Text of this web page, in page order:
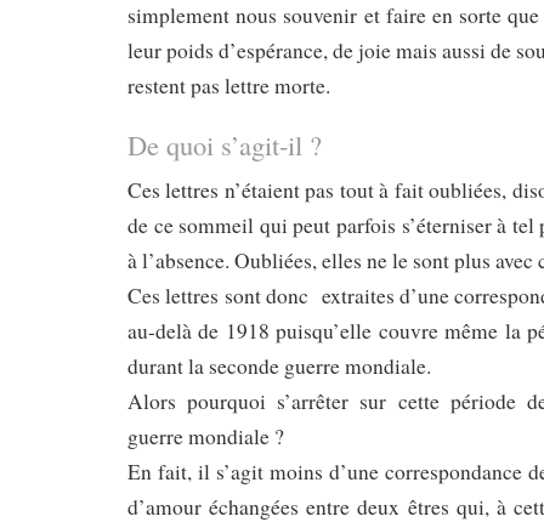
simplement nous souvenir et faire en sorte
leur poids d’espérance, de joie mais aussi de
restent pas lettre morte.
De quoi s’agit-il ?
Ces lettres n’étaient pas tout à fait oubliées,
de ce sommeil qui peut parfois s’éterniser à tel
à l’absence. Oubliées, elles ne le sont plus avec
Ces lettres sont donc extraites d’une
au-delà de 1918 puisqu’elle couvre même la
durant la seconde guerre mondiale.
Alors pourquoi s’arrêter sur cette période
guerre mondiale ?
En fait, il s’agit moins d’une correspondance
d’amour échangées entre deux êtres qui, à